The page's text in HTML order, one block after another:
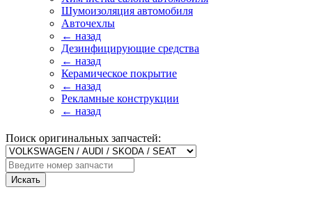
Шумоизоляция автомобиля
Авточехлы
← назад
Дезинфицирующие средства
← назад
Керамическое покрытие
← назад
Рекламные конструкции
← назад
Поиск оригинальных запчастей:
Искать